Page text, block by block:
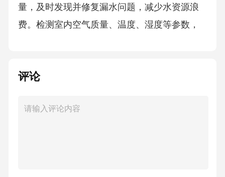
量，及时发现并修复漏水问题，减少水资源浪
费。检测室内空气质量、温度、湿度等参数，
能源结构的绿色转型。讲解小型风力发电设备
地热能发电和地源热泵的原理及优势，为家庭
评论